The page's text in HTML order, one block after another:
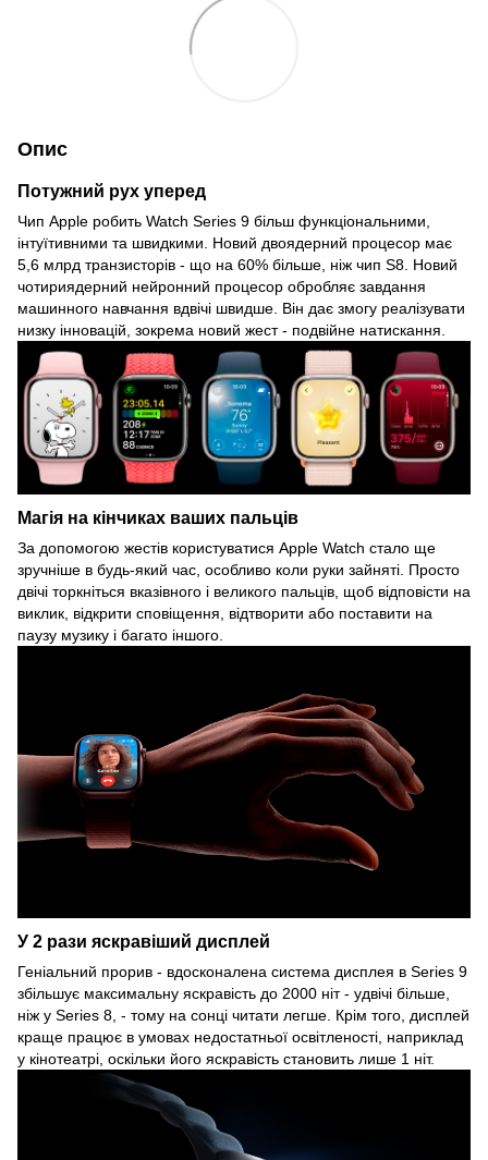
Опис
Потужний рух уперед
Чип Apple робить Watch Series 9 більш функціональними,
інтуїтивними та швидкими. Новий двоядерний процесор має
5,6 млрд транзисторів - що на 60% більше, ніж чип S8. Новий
чотириядерний нейронний процесор обробляє завдання
машинного навчання вдвічі швидше. Він дає змогу реалізувати
низку інновацій, зокрема новий жест - подвійне натискання.
Магія на кінчиках ваших пальців
За допомогою жестів користуватися Apple Watch стало ще
зручніше в будь-який час, особливо коли руки зайняті. Просто
двічі торкніться вказівного і великого пальців, щоб відповісти на
виклик, відкрити сповіщення, відтворити або поставити на
паузу музику і багато іншого.
У 2 рази яскравіший дисплей
Геніальний прорив - вдосконалена система дисплея в Series 9
збільшує максимальну яскравість до 2000 ніт - удвічі більше,
ніж у Series 8, - тому на сонці читати легше. Крім того, дисплей
краще працює в умовах недостатньої освітленості, наприклад
у кінотеатрі, оскільки його яскравість становить лише 1 ніт.